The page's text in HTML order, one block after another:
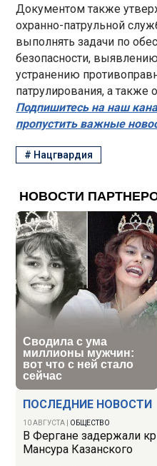
ПОСЛЕДНИЕ НОВОСТИ
10 АВГУСТА ОБЩЕСТВО
В Фергане задержали
Мансура Казанского
Документом также
охранно-патрульной
выполнять задачи по
безопасности,
устранению
патрулирования, а также
Подпишитесь на наш
пропустить важные
# Нацгвардия